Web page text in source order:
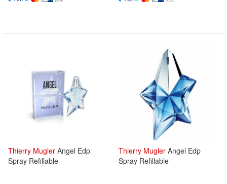
Thierry Mugler Angel Edp
Spray Refillable
Thierry Mugler Angel Edp
Spray Refillable